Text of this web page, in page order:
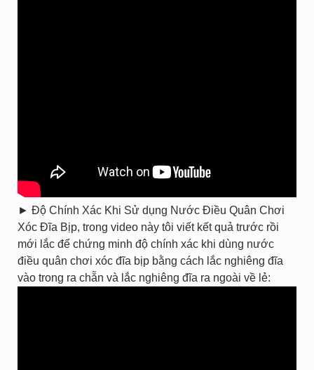
► Độ Chính Xác Khi Sử dụng Nước Điều Quân Chơi
Xóc Đĩa Bịp, trong video này tôi viết kết quả trước rồi
mới lắc để chứng minh độ chính xác khi dùng nước
điều quân chơi xóc đĩa bịp bằng cách lắc nghiêng đĩa
vào trong ra chẵn và lắc nghiêng đĩa ra ngoài về lẻ: